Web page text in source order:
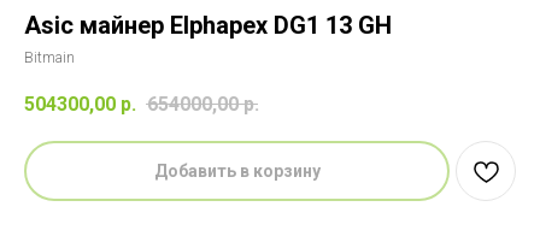
Asic майнер Elphapex DG1 13 GH
Bitmain
504300,00 р. 654000,00 р.
Добавить в корзину